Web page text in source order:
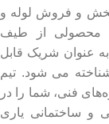
پخش و فروش لوله و
محصولی از طیف
عنوان شریک قابل
می شود. تیم
فنی، شما را در
و ساختمانی یاری